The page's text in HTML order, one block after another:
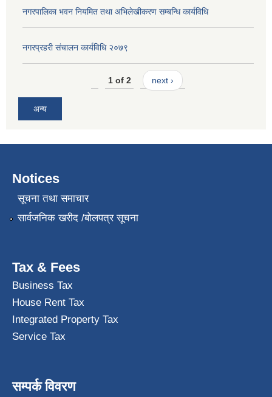
नगरपालिका भवन नियमित तथा अभिलेखीकरण सम्बन्धि कार्यविधि
नगरप्रहरी संचालन कार्यविधि २०७९
1 of 2 next ›
अन्य
Notices
सूचना तथा समाचार
सार्वजनिक खरीद /बोलपत्र सूचना
Tax & Fees
Business Tax
House Rent Tax
Integrated Property Tax
Service Tax
सम्पर्क विवरण